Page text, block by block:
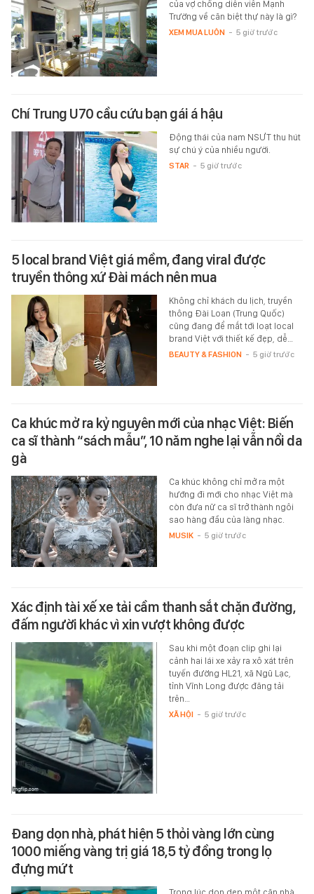
của vợ chồng diễn viên Mạnh
Trường về căn biệt thự này là gì?
XEM MUA LUÔN - 5 giờ trước
Chí Trung U70 cầu cứu bạn gái á hậu
Động thái của nam NSƯT thu hút
sự chú ý của nhiều người.
STAR - 5 giờ trước
5 local brand Việt giá mềm, đang viral được
truyền thông xứ Đài mách nên mua
Không chỉ khách du lịch, truyền
thông Đài Loan (Trung Quốc)
cũng đang để mắt tới loạt local
brand Việt với thiết kế đẹp, dễ…
BEAUTY & FASHION - 5 giờ trước
Ca khúc mở ra kỷ nguyên mới của nhạc Việt: Biến
ca sĩ thành “sách mẫu”, 10 năm nghe lại vẫn nổi da
gà
Ca khúc không chỉ mở ra một
hướng đi mới cho nhạc Việt mà
còn đưa nữ ca sĩ trở thành ngôi
sao hàng đầu của làng nhạc.
MUSIK - 5 giờ trước
Xác định tài xế xe tải cầm thanh sắt chặn đường,
đấm người khác vì xin vượt không được
Sau khi một đoạn clip ghi lại
cảnh hai lái xe xảy ra xô xát trên
tuyến đường HL21, xã Ngũ Lạc,
tỉnh Vĩnh Long được đăng tải
trên…
XÃ HỘI - 5 giờ trước
Đang dọn nhà, phát hiện 5 thỏi vàng lớn cùng
1000 miếng vàng trị giá 18,5 tỷ đồng trong lọ
đựng mứt